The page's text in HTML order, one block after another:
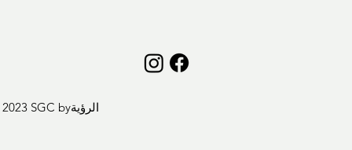
SGC byالرؤية